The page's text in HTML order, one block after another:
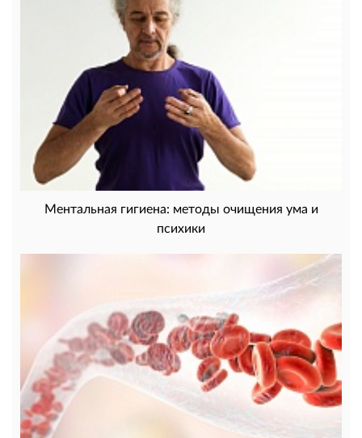
Ментальная гигиена: методы очищения ума и
психики